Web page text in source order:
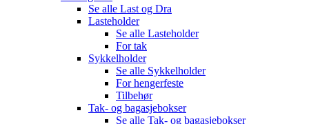
Se alle Last og Dra
Lasteholder
Se alle Lasteholder
For tak
Sykkelholder
Se alle Sykkelholder
For hengerfeste
Tilbehør
Tak- og bagasjebokser
Se alle Tak- og bagasjebokser